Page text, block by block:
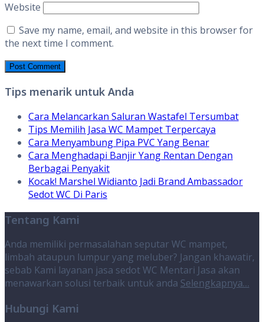
Website
Save my name, email, and website in this browser for
the next time I comment.
Tips menarik untuk Anda
Cara Melancarkan Saluran Wastafel Tersumbat
Tips Memilih Jasa WC Mampet Terpercaya
Cara Menyambung Pipa PVC Yang Benar
Cara Menghadapi Banjir Yang Rentan Dengan
Berbagai Penyakit
Kocak! Marshel Widianto Jadi Brand Ambassador
Sedot WC Di Paris
Tentang Kami
Anda memiliki permasalahan seputar WC mampet,
limbah ataupun lumpur yang meluber? Jangan khawatir,
sebab Kami layanan jasa sedot WC Mentari Jasa akan
menawarkan solusi terbaik untuk anda Selengkapnya…
Hubungi Kami